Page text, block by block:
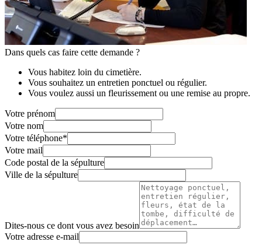
Dans quels cas faire cette demande ?
Vous habitez loin du cimetière.
Vous souhaitez un entretien ponctuel ou régulier.
Vous voulez aussi un fleurissement ou une remise au propre.
Votre prénom
Votre nom
Votre téléphone*
Votre mail
Code postal de la sépulture
Ville de la sépulture
Dites-nous ce dont vous avez besoin
Votre adresse e-mail